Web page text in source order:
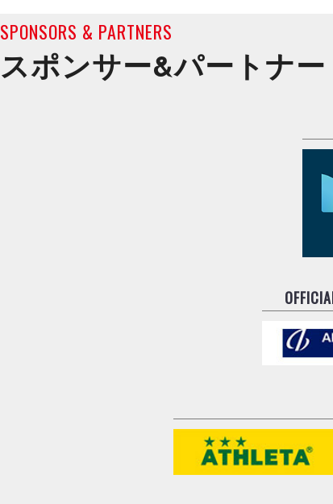
SPONSORS & PARTNERS
スポンサー&パートナー